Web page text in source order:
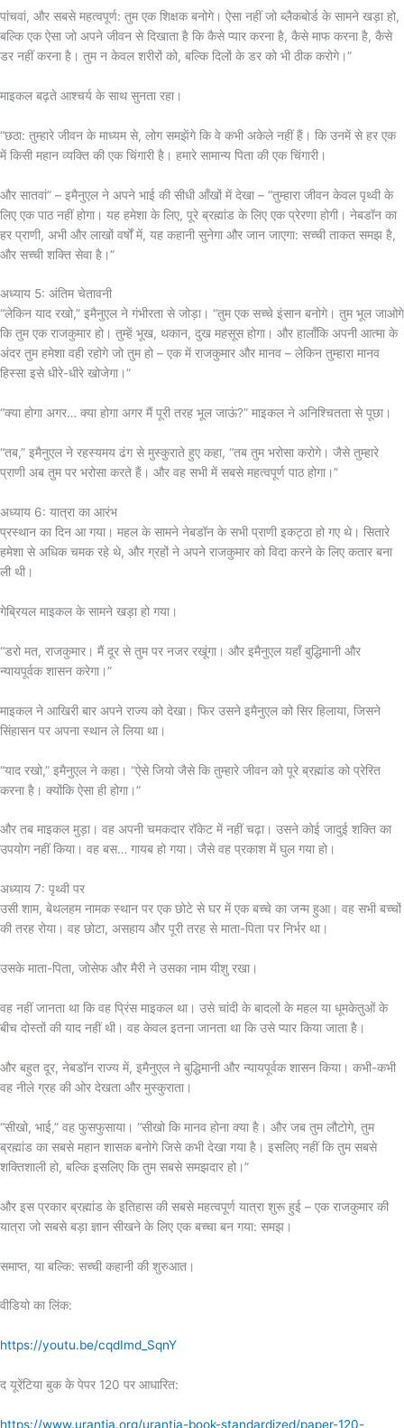
पांचवां, और सबसे महत्वपूर्ण: तुम एक शिक्षक बनोगे। ऐसा नहीं जो ब्लैकबोर्ड के सामने खड़ा हो,
बल्कि एक ऐसा जो अपने जीवन से दिखाता है कि कैसे प्यार करना है, कैसे माफ करना है, कैसे
डर नहीं करना है। तुम न केवल शरीरों को, बल्कि दिलों के डर को भी ठीक करोगे।”
माइकल बढ़ते आश्चर्य के साथ सुनता रहा।
“छठा: तुम्हारे जीवन के माध्यम से, लोग समझेंगे कि वे कभी अकेले नहीं हैं। कि उनमें से हर एक
में किसी महान व्यक्ति की एक चिंगारी है। हमारे सामान्य पिता की एक चिंगारी।
और सातवां” – इमैनुएल ने अपने भाई की सीधी आँखों में देखा – “तुम्हारा जीवन केवल पृथ्वी के
लिए एक पाठ नहीं होगा। यह हमेशा के लिए, पूरे ब्रह्मांड के लिए एक प्रेरणा होगी। नेबडॉन का
हर प्राणी, अभी और लाखों वर्षों में, यह कहानी सुनेगा और जान जाएगा: सच्ची ताकत समझ है,
और सच्ची शक्ति सेवा है।”
अध्याय 5: अंतिम चेतावनी
“लेकिन याद रखो,” इमैनुएल ने गंभीरता से जोड़ा। “तुम एक सच्चे इंसान बनोगे। तुम भूल जाओगे
कि तुम एक राजकुमार हो। तुम्हें भूख, थकान, दुख महसूस होगा। और हालाँकि अपनी आत्मा के
अंदर तुम हमेशा वही रहोगे जो तुम हो – एक में राजकुमार और मानव – लेकिन तुम्हारा मानव
हिस्सा इसे धीरे-धीरे खोजेगा।”
“क्या होगा अगर… क्या होगा अगर मैं पूरी तरह भूल जाऊं?” माइकल ने अनिश्चितता से पूछा।
“तब,” इमैनुएल ने रहस्यमय ढंग से मुस्कुराते हुए कहा, “तब तुम भरोसा करोगे। जैसे तुम्हारे
प्राणी अब तुम पर भरोसा करते हैं। और वह सभी में सबसे महत्वपूर्ण पाठ होगा।”
अध्याय 6: यात्रा का आरंभ
प्रस्थान का दिन आ गया। महल के सामने नेबडॉन के सभी प्राणी इकट्ठा हो गए थे। सितारे
हमेशा से अधिक चमक रहे थे, और ग्रहों ने अपने राजकुमार को विदा करने के लिए कतार बना
ली थी।
गेब्रियल माइकल के सामने खड़ा हो गया।
“डरो मत, राजकुमार। मैं दूर से तुम पर नजर रखूंगा। और इमैनुएल यहाँ बुद्धिमानी और
न्यायपूर्वक शासन करेगा।”
माइकल ने आखिरी बार अपने राज्य को देखा। फिर उसने इमैनुएल को सिर हिलाया, जिसने
सिंहासन पर अपना स्थान ले लिया था।
“याद रखो,” इमैनुएल ने कहा। “ऐसे जियो जैसे कि तुम्हारे जीवन को पूरे ब्रह्मांड को प्रेरित
करना है। क्योंकि ऐसा ही होगा।”
और तब माइकल मुड़ा। वह अपनी चमकदार रॉकेट में नहीं चढ़ा। उसने कोई जादुई शक्ति का
उपयोग नहीं किया। वह बस… गायब हो गया। जैसे वह प्रकाश में घुल गया हो।
अध्याय 7: पृथ्वी पर
उसी शाम, बेथलहम नामक स्थान पर एक छोटे से घर में एक बच्चे का जन्म हुआ। वह सभी बच्चों
की तरह रोया। वह छोटा, असहाय और पूरी तरह से माता-पिता पर निर्भर था।
उसके माता-पिता, जोसेफ और मैरी ने उसका नाम यीशु रखा।
वह नहीं जानता था कि वह प्रिंस माइकल था। उसे चांदी के बादलों के महल या धूमकेतुओं के
बीच दोस्तों की याद नहीं थी। वह केवल इतना जानता था कि उसे प्यार किया जाता है।
और बहुत दूर, नेबडॉन राज्य में, इमैनुएल ने बुद्धिमानी और न्यायपूर्वक शासन किया। कभी-कभी
वह नीले ग्रह की ओर देखता और मुस्कुराता।
“सीखो, भाई,” वह फुसफुसाया। “सीखो कि मानव होना क्या है। और जब तुम लौटोगे, तुम
ब्रह्मांड का सबसे महान शासक बनोगे जिसे कभी देखा गया है। इसलिए नहीं कि तुम सबसे
शक्तिशाली हो, बल्कि इसलिए कि तुम सबसे समझदार हो।”
और इस प्रकार ब्रह्मांड के इतिहास की सबसे महत्वपूर्ण यात्रा शुरू हुई – एक राजकुमार की
यात्रा जो सबसे बड़ा ज्ञान सीखने के लिए एक बच्चा बन गया: समझ।
समाप्त, या बल्कि: सच्ची कहानी की शुरुआत।
वीडियो का लिंक:
https://youtu.be/cqdImd_SqnY
द यूरेंटिया बुक के पेपर 120 पर आधारित:
https://www.urantia.org/urantia-book-standardized/paper-120-